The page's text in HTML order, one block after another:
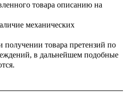
товара описанию на
механических
товара претензий по
в дальнейшем подобные